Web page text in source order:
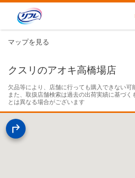
マップを見る
クスリのアオキ高橋場店
欠品等により、店舗に行っても購入できない可
また、取扱店舗検索は過去の出荷実績に基づ
とは異なる場合がございます